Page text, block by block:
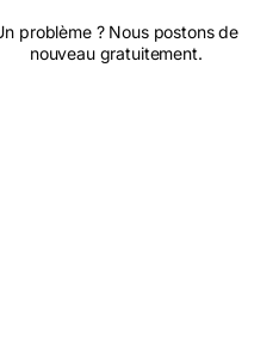
problème ? Nous postons de
nouveau gratuitement.